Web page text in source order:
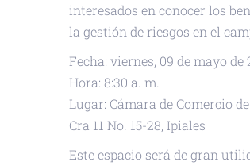
interesados en conocer los
la gestión de riesgos en el
Fecha: viernes, 09 de mayo de
Hora: 8:30 a. m.
Lugar: Cámara de Comercio
Cra 11 No. 15-28, Ipiales
Este espacio será de gran